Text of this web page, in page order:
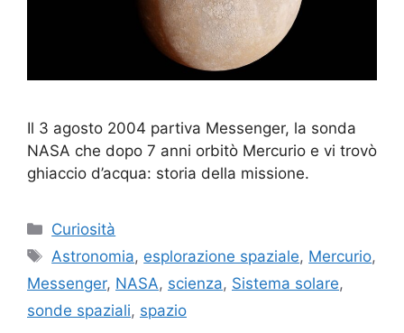
Il 3 agosto 2004 partiva Messenger, la sonda
NASA che dopo 7 anni orbitò Mercurio e vi trovò
ghiaccio d’acqua: storia della missione.
Categorie
Curiosità
Tag
Astronomia, esplorazione spaziale, Mercurio,
Messenger, NASA, scienza, Sistema solare,
sonde spaziali, spazio